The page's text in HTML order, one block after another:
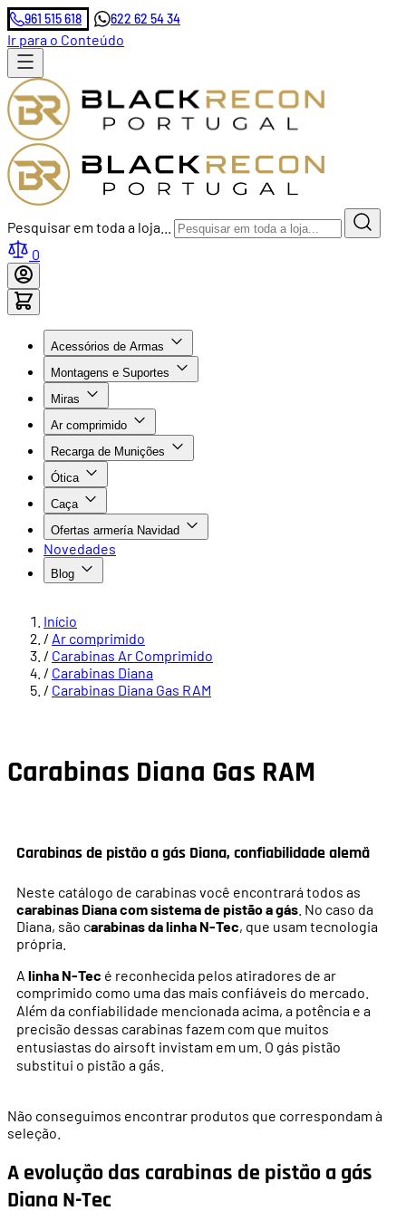
961 515 618 622 62 54 34
Ir para o Conteúdo
Pesquisar em toda a loja...
0
Acessórios de Armas
Montagens e Suportes
Miras
Ar comprimido
Recarga de Munições
Ótica
Caça
Ofertas armería Navidad
Novedades
Blog
Início
/ Ar comprimido
/ Carabinas Ar Comprimido
/ Carabinas Diana
/ Carabinas Diana Gas RAM
Carabinas Diana Gas RAM
Carabinas de pistão a gás Diana, confiabilidade alemã
Neste catálogo de carabinas você encontrará todos as
carabinas Diana com sistema de pistão a gás . No caso da
Diana, são carabinas da linha N-Tec, que usam tecnologia
própria.
A linha N-Tec é reconhecida pelos atiradores de ar
comprimido como uma das mais confiáveis do mercado.
Além da confiabilidade mencionada acima, a potência e a
precisão dessas carabinas fazem com que muitos
entusiastas do airsoft invistam em um. O gás pistão
substitui o pistão a gás.
Não conseguimos encontrar produtos que correspondam à
seleção.
A evolução das carabinas de pistão a gás
Diana N-Tec